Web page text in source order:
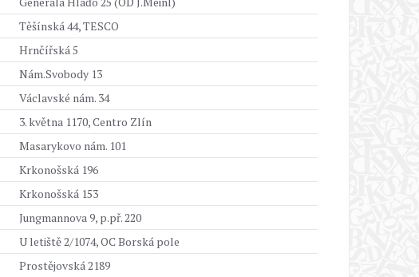
Těšínská 44, TESCO
Hrnčířská 5
Nám.Svobody 13
Václavské nám. 34
3. května 1170, Centro Zlín
Masarykovo nám. 101
Krkonošská 196
Krkonošská 153
Jungmannova 9, p.př. 220
U letiště 2/1074, OC Borská pole
Prostějovská 2189